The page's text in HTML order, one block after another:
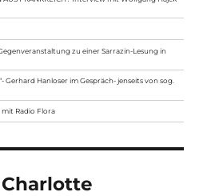
zu einer Sarrazin-Lesung in
Gerhard Hanloser im Gespräch- jenseits von sog.
mit Radio Flora
Charlotte